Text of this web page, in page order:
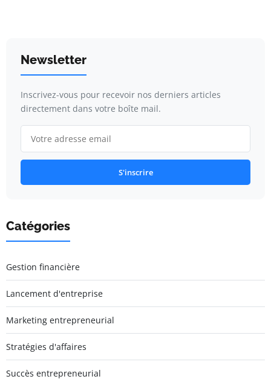
Newsletter
Inscrivez-vous pour recevoir nos derniers articles
directement dans votre boîte mail.
S'inscrire
Catégories
Gestion financière
Lancement d'entreprise
Marketing entrepreneurial
Stratégies d'affaires
Succès entrepreneurial